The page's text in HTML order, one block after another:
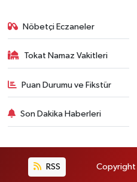
Nöbetçi Eczaneler
Tokat Namaz Vakitleri
Puan Durumu ve Fikstür
Son Dakika Haberleri
RSS Copyright